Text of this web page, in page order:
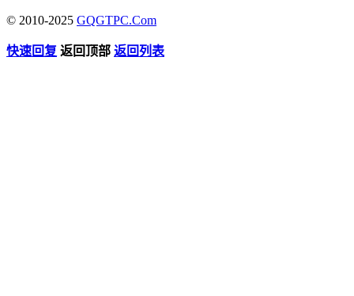
© 2010-2025 GQGTPC.Com
快速回复 返回顶部 返回列表